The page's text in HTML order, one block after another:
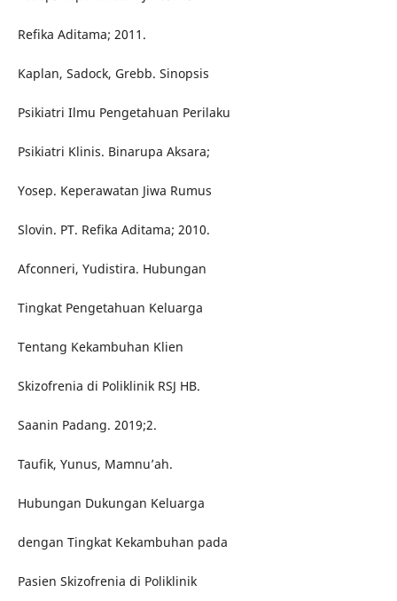
Refika Aditama; 2011.
Kaplan, Sadock, Grebb. Sinopsis
Psikiatri Ilmu Pengetahuan Perilaku
Psikiatri Klinis. Binarupa Aksara;
Yosep. Keperawatan Jiwa Rumus
Slovin. PT. Refika Aditama; 2010.
Afconneri, Yudistira. Hubungan
Tingkat Pengetahuan Keluarga
Tentang Kekambuhan Klien
Skizofrenia di Poliklinik RSJ HB.
Saanin Padang. 2019;2.
Taufik, Yunus, Mamnu’ah.
Hubungan Dukungan Keluarga
dengan Tingkat Kekambuhan pada
Pasien Skizofrenia di Poliklinik